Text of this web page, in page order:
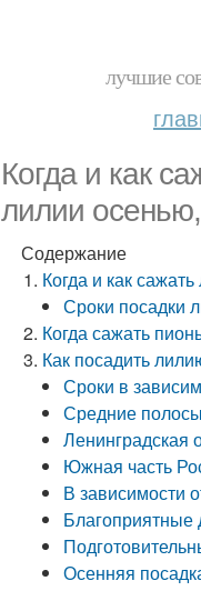
лучшие
Когда и как
лилии
Содержание
Когда и как
Сроки посадки
Когда сажать
Как посадить
Сроки в
Средние
Ленинградская
Южная часть
В зависимости
Благоприятные
Осенняя